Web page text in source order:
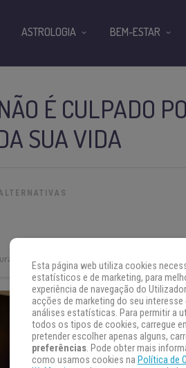
É CULPADO
SUA VIDA
ASTROLOGIA BEM-ESTAR
Esta página web utiliza cookies
estatísticos e de marketing, para
experiência de navegação do
acções de marketing do seu interesse
análises estatísticas. Para permitir a
todos os tipos de cookies, carregue
pretender escolher apenas alguns,
preferências. Pode obter mais
como usamos cookies na Política de